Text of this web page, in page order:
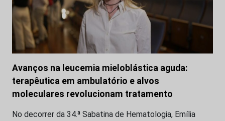
Avanços na leucemia mieloblástica aguda:
terapêutica em ambulatório e alvos
moleculares revolucionam tratamento
No decorrer da 34.ª Sabatina de Hematologia, Emília